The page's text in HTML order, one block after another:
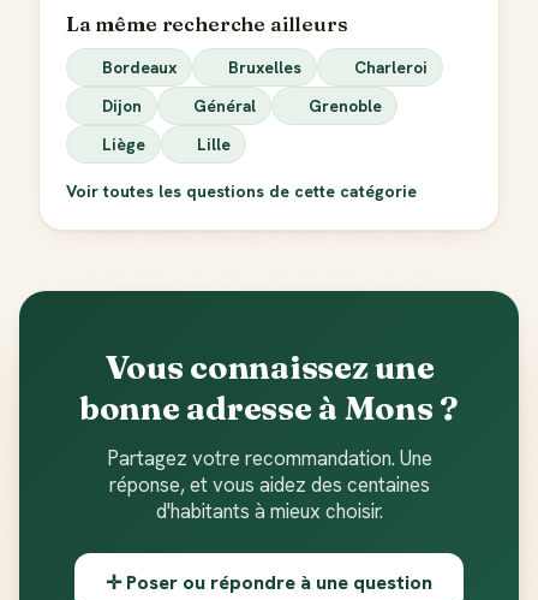
La même recherche ailleurs
Bordeaux Bruxelles
Charleroi
Dijon
Général
Grenoble
Liège
Lille
Voir toutes les questions de cette catégorie
Reconnaissance locale
Deviens une référence dans ta ville
Notifications
Sois notifié quand ton avis aide quelqu'un
Créer mon compte Guide
Vous connaissez une
bonne adresse à Mons ?
Partagez votre recommandation. Une
réponse, et vous aidez des centaines
d'habitants à mieux choisir.
✛ Poser ou répondre à une question